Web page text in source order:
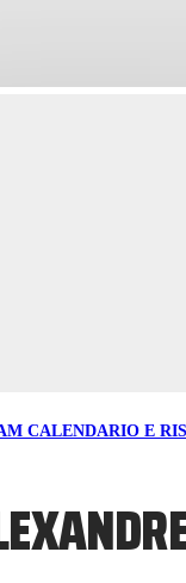
CALENDARIO E